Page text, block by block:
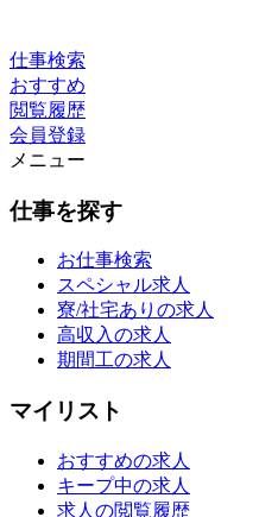
仕事検索
おすすめ
閲覧履歴
会員登録
メニュー
仕事を探す
お仕事検索
スペシャル求人
寮/社宅ありの求人
高収入の求人
期間工の求人
マイリスト
おすすめの求人
キープ中の求人
求人の閲覧履歴